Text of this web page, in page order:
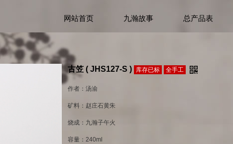
网站首页 九瀚故事 总产品表
古笠 ( JHS127-S ) 库存已标 全手工
作者：汤渝
矿料：赵庄石黄朱
烧成：九瀚子午火
容量：240ml